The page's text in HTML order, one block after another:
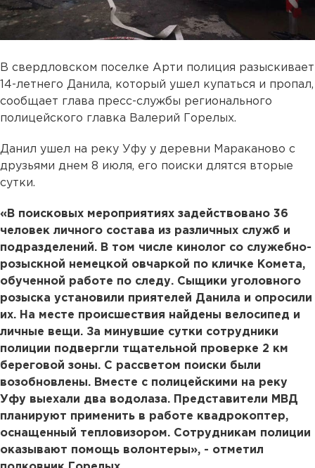
В свердловском поселке Арти полиция разыскивает
14-летнего Данила, который ушел купаться и пропал,
сообщает глава пресс-службы регионального
полицейского главка Валерий Горелых.
Данил ушел на реку Уфу у деревни Мараканово с
друзьями днем 8 июля, его поиски длятся вторые
сутки.
«В поисковых мероприятиях задействовано 36
человек личного состава из различных служб и
подразделений. В том числе кинолог со служебно-
розыскной немецкой овчаркой по кличке Комета,
обученной работе по следу. Сыщики уголовного
розыска установили приятелей Данила и опросили
их. На месте происшествия найдены велосипед и
личные вещи. За минувшие сутки сотрудники
полиции подвергли тщательной проверке 2 км
береговой зоны. С рассветом поиски были
возобновлены. Вместе с полицейскими на реку
Уфу выехали два водолаза. Представители МВД
планируют применить в работе квадрокоптер,
оснащенный тепловизором. Сотрудникам полиции
оказывают помощь волонтеры», - отметил